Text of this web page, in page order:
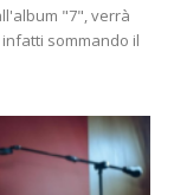
"7", verrà
sommando il